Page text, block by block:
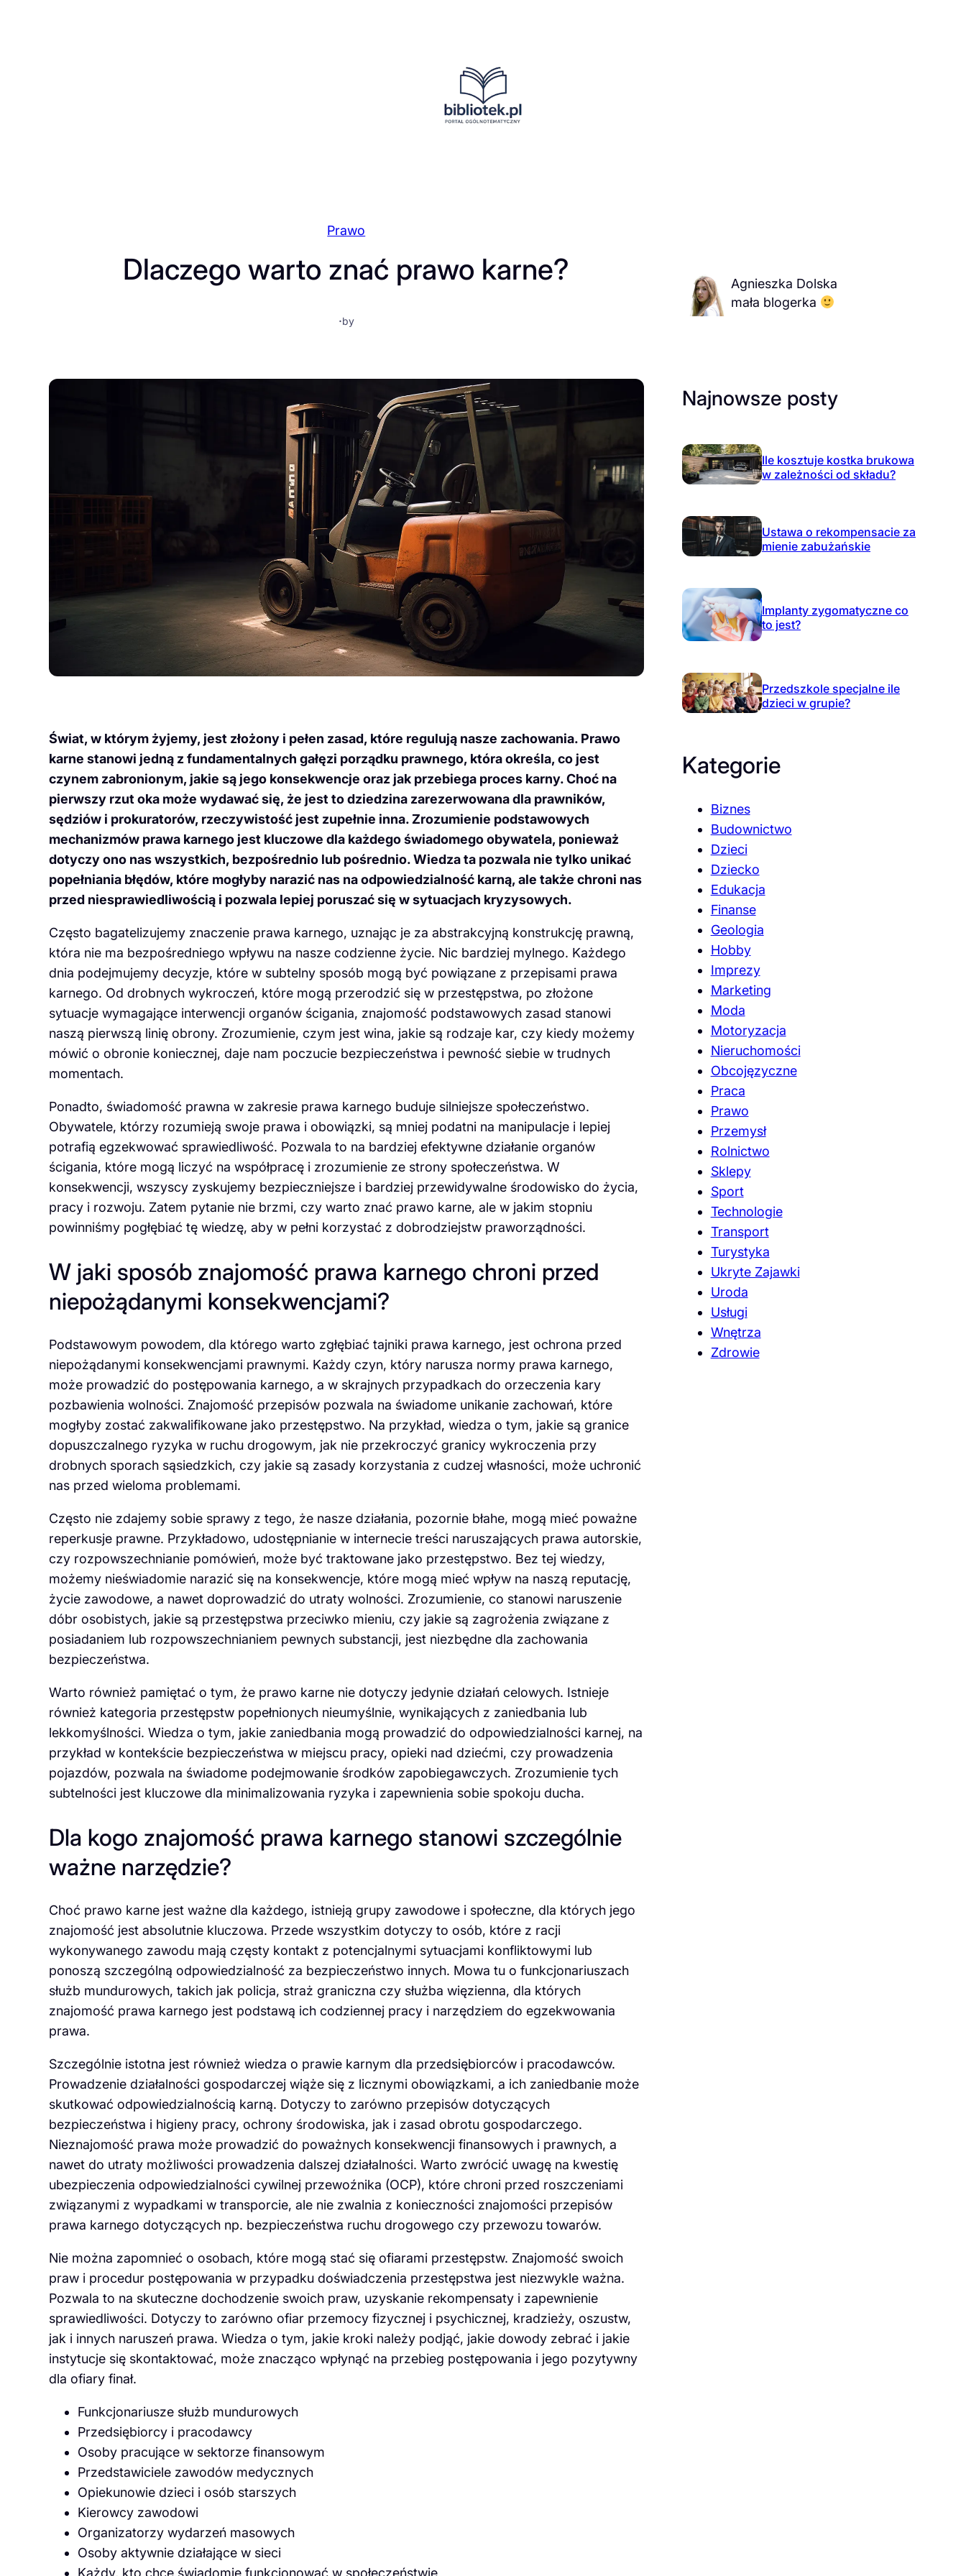
Prawo
Dlaczego warto znać prawo karne?
·by
Świat, w którym żyjemy, jest złożony i pełen zasad, które regulują nasze zachowania. Prawo
karne stanowi jedną z fundamentalnych gałęzi porządku prawnego, która określa, co jest
czynem zabronionym, jakie są jego konsekwencje oraz jak przebiega proces karny. Choć na
pierwszy rzut oka może wydawać się, że jest to dziedzina zarezerwowana dla prawników,
sędziów i prokuratorów, rzeczywistość jest zupełnie inna. Zrozumienie podstawowych
mechanizmów prawa karnego jest kluczowe dla każdego świadomego obywatela, ponieważ
dotyczy ono nas wszystkich, bezpośrednio lub pośrednio. Wiedza ta pozwala nie tylko unikać
popełniania błędów, które mogłyby narazić nas na odpowiedzialność karną, ale także chroni nas
przed niesprawiedliwością i pozwala lepiej poruszać się w sytuacjach kryzysowych.
Często bagatelizujemy znaczenie prawa karnego, uznając je za abstrakcyjną konstrukcję prawną,
która nie ma bezpośredniego wpływu na nasze codzienne życie. Nic bardziej mylnego. Każdego
dnia podejmujemy decyzje, które w subtelny sposób mogą być powiązane z przepisami prawa
karnego. Od drobnych wykroczeń, które mogą przerodzić się w przestępstwa, po złożone
sytuacje wymagające interwencji organów ścigania, znajomość podstawowych zasad stanowi
naszą pierwszą linię obrony. Zrozumienie, czym jest wina, jakie są rodzaje kar, czy kiedy możemy
mówić o obronie koniecznej, daje nam poczucie bezpieczeństwa i pewność siebie w trudnych
momentach.
Ponadto, świadomość prawna w zakresie prawa karnego buduje silniejsze społeczeństwo.
Obywatele, którzy rozumieją swoje prawa i obowiązki, są mniej podatni na manipulacje i lepiej
potrafią egzekwować sprawiedliwość. Pozwala to na bardziej efektywne działanie organów
ścigania, które mogą liczyć na współpracę i zrozumienie ze strony społeczeństwa. W
konsekwencji, wszyscy zyskujemy bezpieczniejsze i bardziej przewidywalne środowisko do życia,
pracy i rozwoju. Zatem pytanie nie brzmi, czy warto znać prawo karne, ale w jakim stopniu
powinniśmy pogłębiać tę wiedzę, aby w pełni korzystać z dobrodziejstw praworządności.
W jaki sposób znajomość prawa karnego chroni przed
niepożądanymi konsekwencjami?
Podstawowym powodem, dla którego warto zgłębiać tajniki prawa karnego, jest ochrona przed
niepożądanymi konsekwencjami prawnymi. Każdy czyn, który narusza normy prawa karnego,
może prowadzić do postępowania karnego, a w skrajnych przypadkach do orzeczenia kary
pozbawienia wolności. Znajomość przepisów pozwala na świadome unikanie zachowań, które
mogłyby zostać zakwalifikowane jako przestępstwo. Na przykład, wiedza o tym, jakie są granice
dopuszczalnego ryzyka w ruchu drogowym, jak nie przekroczyć granicy wykroczenia przy
drobnych sporach sąsiedzkich, czy jakie są zasady korzystania z cudzej własności, może uchronić
nas przed wieloma problemami.
Często nie zdajemy sobie sprawy z tego, że nasze działania, pozornie błahe, mogą mieć poważne
reperkusje prawne. Przykładowo, udostępnianie w internecie treści naruszających prawa autorskie,
czy rozpowszechnianie pomówień, może być traktowane jako przestępstwo. Bez tej wiedzy,
możemy nieświadomie narazić się na konsekwencje, które mogą mieć wpływ na naszą reputację,
życie zawodowe, a nawet doprowadzić do utraty wolności. Zrozumienie, co stanowi naruszenie
dóbr osobistych, jakie są przestępstwa przeciwko mieniu, czy jakie są zagrożenia związane z
posiadaniem lub rozpowszechnianiem pewnych substancji, jest niezbędne dla zachowania
bezpieczeństwa.
Warto również pamiętać o tym, że prawo karne nie dotyczy jedynie działań celowych. Istnieje
również kategoria przestępstw popełnionych nieumyślnie, wynikających z zaniedbania lub
lekkomyślności. Wiedza o tym, jakie zaniedbania mogą prowadzić do odpowiedzialności karnej, na
przykład w kontekście bezpieczeństwa w miejscu pracy, opieki nad dziećmi, czy prowadzenia
pojazdów, pozwala na świadome podejmowanie środków zapobiegawczych. Zrozumienie tych
subtelności jest kluczowe dla minimalizowania ryzyka i zapewnienia sobie spokoju ducha.
Dla kogo znajomość prawa karnego stanowi szczególnie
ważne narzędzie?
Choć prawo karne jest ważne dla każdego, istnieją grupy zawodowe i społeczne, dla których jego
znajomość jest absolutnie kluczowa. Przede wszystkim dotyczy to osób, które z racji
wykonywanego zawodu mają częsty kontakt z potencjalnymi sytuacjami konfliktowymi lub
ponoszą szczególną odpowiedzialność za bezpieczeństwo innych. Mowa tu o funkcjonariuszach
służb mundurowych, takich jak policja, straż graniczna czy służba więzienna, dla których
znajomość prawa karnego jest podstawą ich codziennej pracy i narzędziem do egzekwowania
prawa.
Szczególnie istotna jest również wiedza o prawie karnym dla przedsiębiorców i pracodawców.
Prowadzenie działalności gospodarczej wiąże się z licznymi obowiązkami, a ich zaniedbanie może
skutkować odpowiedzialnością karną. Dotyczy to zarówno przepisów dotyczących
bezpieczeństwa i higieny pracy, ochrony środowiska, jak i zasad obrotu gospodarczego.
Nieznajomość prawa może prowadzić do poważnych konsekwencji finansowych i prawnych, a
nawet do utraty możliwości prowadzenia dalszej działalności. Warto zwrócić uwagę na kwestię
ubezpieczenia odpowiedzialności cywilnej przewoźnika (OCP), które chroni przed roszczeniami
związanymi z wypadkami w transporcie, ale nie zwalnia z konieczności znajomości przepisów
prawa karnego dotyczących np. bezpieczeństwa ruchu drogowego czy przewozu towarów.
Nie można zapomnieć o osobach, które mogą stać się ofiarami przestępstw. Znajomość swoich
praw i procedur postępowania w przypadku doświadczenia przestępstwa jest niezwykle ważna.
Pozwala to na skuteczne dochodzenie swoich praw, uzyskanie rekompensaty i zapewnienie
sprawiedliwości. Dotyczy to zarówno ofiar przemocy fizycznej i psychicznej, kradzieży, oszustw,
jak i innych naruszeń prawa. Wiedza o tym, jakie kroki należy podjąć, jakie dowody zebrać i jakie
instytucje się skontaktować, może znacząco wpłynąć na przebieg postępowania i jego pozytywny
dla ofiary finał.
Funkcjonariusze służb mundurowych
Przedsiębiorcy i pracodawcy
Osoby pracujące w sektorze finansowym
Przedstawiciele zawodów medycznych
Opiekunowie dzieci i osób starszych
Kierowcy zawodowi
Organizatorzy wydarzeń masowych
Osoby aktywnie działające w sieci
Agnieszka Dolska
mała blogerka
Najnowsze posty
Ile kosztuje kostka brukowa
w zależności od składu?
Ustawa o rekompensacie za
mienie zabużańskie
Implanty zygomatyczne co
to jest?
Przedszkole specjalne ile
dzieci w grupie?
Kategorie
Biznes
Budownictwo
Dzieci
Dziecko
Edukacja
Finanse
Geologia
Hobby
Imprezy
Marketing
Moda
Motoryzacja
Nieruchomości
Obcojęzyczne
Praca
Prawo
Przemysł
Rolnictwo
Sklepy
Sport
Technologie
Transport
Turystyka
Ukryte Zajawki
Uroda
Usługi
Wnętrza
Zdrowie